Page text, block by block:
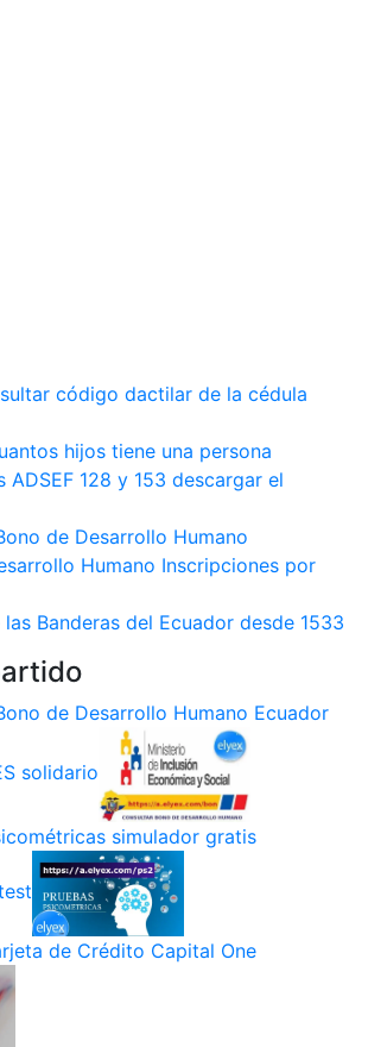
código dactilar de la cédula
hijos tiene una persona
ADSEF 128 y 153 descargar el
de Desarrollo Humano
Humano Inscripciones por
Banderas del Ecuador desde 1533
de Desarrollo Humano Ecuador
solidario
simulador gratis
de Crédito Capital One